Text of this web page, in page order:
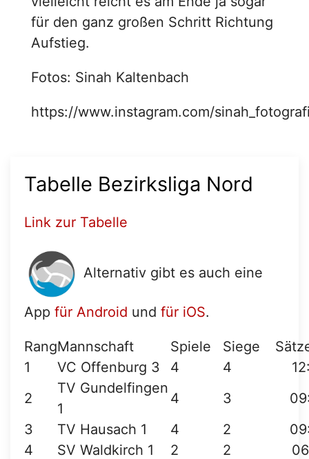
für den ganz großen Schritt Richtung
Aufstieg.
Fotos: Sinah Kaltenbach
https://www.instagram.com/
Tabelle Bezirksliga Nord
Link zur Tabelle
Alternativ gibt es auch eine
App für Android und für iOS.
RangMannschaft Spiele Siege
1
VC Offenburg 3 4 4
2
TV Gundelfingen
1
4 3
3
TV Hausach 1 4 2
4
SV Waldkirch 1 2 2